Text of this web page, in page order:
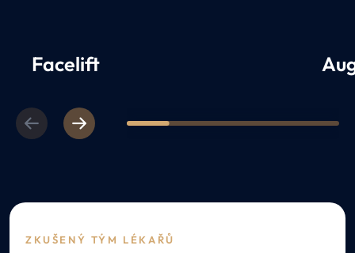
Facelift
PreviousNext 1 2 3 4 5
ZKUŠENÝ TÝM LÉKAŘŮ